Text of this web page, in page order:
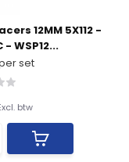
12MM 5X112 -
- WSP12...
set
btw